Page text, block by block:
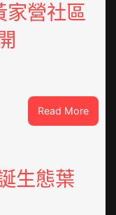
家營社區
Read More:
高
生態葉